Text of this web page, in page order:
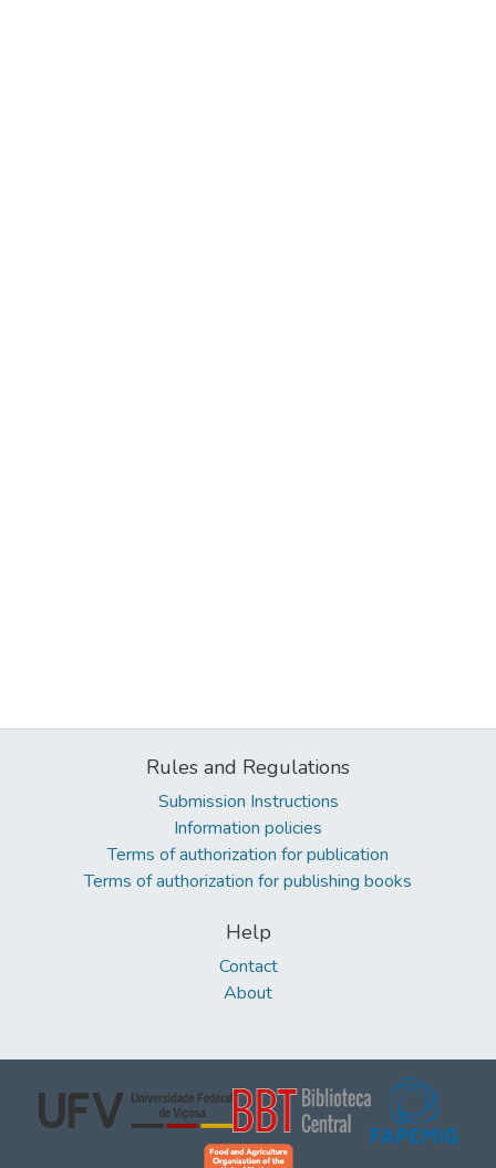
Rules and Regulations
Submission Instructions
Information policies
Terms of authorization for publication
Terms of authorization for publishing books
Help
Contact
About